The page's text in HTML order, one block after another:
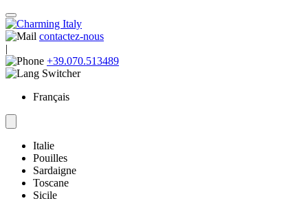
contactez-nous
|
+39.070.513489
Français
Italie
Pouilles
Sardaigne
Toscane
Sicile